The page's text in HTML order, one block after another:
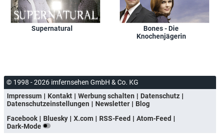
Supernatural
Bones - Die
Knochenjägerin
© 1998 - 2026 imfernsehen GmbH & Co. KG
Impressum
Kontakt Werbung schalten
Datenschutz
Datenschutzeinstellungen
Newsletter
Blog
Facebook
Bluesky X.com RSS-Feed
Atom-Feed
Dark-Mode